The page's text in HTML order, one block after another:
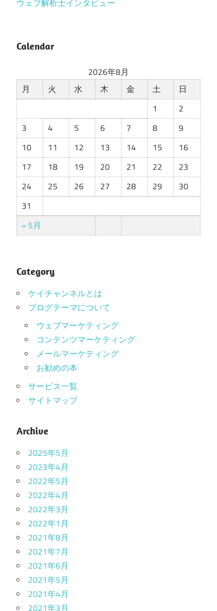
ウェブ解析士インタビュー
Calendar
2026年8月
月
火 水 木 金 土 日
« 5月
1
2
3
4 5 6 7 8
9
10
11 12 13 14 15
16
17
18 19 20 21 22
23
24
25 26 27 28 29
30
31
Category
ケイチャンネルとは
ブログテーマについて
ウェブマーケティング
コンテンツマーケティング
メールマーケティング
お勧めの本
サービス一覧
サイトマップ
Archive
2025年5月
2023年4月
2022年5月
2022年4月
2022年3月
2022年1月
2021年8月
2021年7月
2021年6月
2021年5月
2021年4月
2021年3月